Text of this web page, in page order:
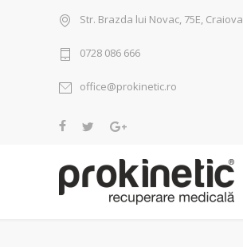
Str. Brazda lui Novac, 75E, Craiova
0728 086 666
office@prokinetic.ro